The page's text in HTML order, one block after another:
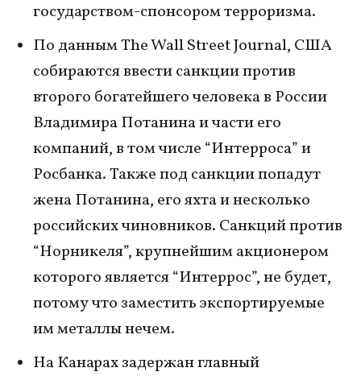
государством-спонсором терроризма.
По данным The Wall Street Journal, США
собираются ввести санкции против
второго богатейшего человека в России
Владимира Потанина и части его
компаний, в том числе “Интерроса” и
Росбанка. Также под санкции попадут
жена Потанина, его яхта и несколько
российских чиновников. Санкций против
“Норникеля”, крупнейшим акционером
которого является “Интеррос”, не будет,
потому что заместить экспортируемые
им металлы нечем.
На Канарах задержан главный